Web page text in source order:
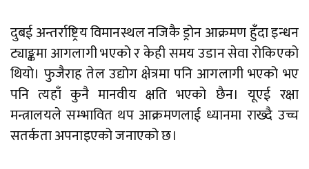
दुबई अन्तर्राष्ट्रिय विमानस्थल नजिकै ड्रोन आक्रमण हुँदा इन्धन
ट्याङ्कमा आगलागी भएको र केही समय उडान सेवा रोकिएको
थियो। फुजैराह तेल उद्योग क्षेत्रमा पनि आगलागी भएको भए
पनि त्यहाँ कुनै मानवीय क्षति भएको छैन। यूएई रक्षा
मन्त्रालयले सम्भावित थप आक्रमणलाई ध्यानमा राख्दै उच्च
सतर्कता अपनाइएको जनाएको छ।